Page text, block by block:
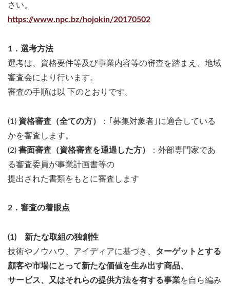
さい。
https://www.npc.bz/hojokin/20170502
1．選考方法
選考は、資格要件等及び事業内容等の審査を踏まえ、地域
審査会により行います。
審査の手順は以 下のとおりです。
(1) 資格審査（全ての方）
：｢募集対象者｣に適合している
かを審査します。
(2) 書面審査（資格審査を通過した方）
：外部専門家であ
る審査委員が事業計画書等の
提出された書類をもとに審査します
2．審査の着眼点
(1) 新たな取組の独創性
技術やノウハウ、アイディアに基づき、 ターゲットとする
顧客や市場にとって新たな価値を生み出す商品、
サービス、又はそれらの提供方法を有する事業を自ら編み